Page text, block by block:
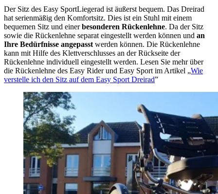
Der Sitz des Easy SportLiegerad ist äußerst bequem. Das Dreirad
hat serienmäßig den Komfortsitz. Dies ist ein Stuhl mit einem
bequemen Sitz und einerbesonderen Rückenlehne. Da der Sitz
sowie die Rückenlehne separat eingestellt werden können und an
Ihre Bedürfnisse angepasst werden können. Die Rückenlehne
kann mit Hilfe des Klettverschlusses an der Rückseite der
Rückenlehne individuell eingestellt werden. Lesen Sie mehr über
die Rückenlehne des Easy Rider und Easy Sport im Artikel „Wie
verstelle ich den Sitz auf dem Easy Sport Dreirad”